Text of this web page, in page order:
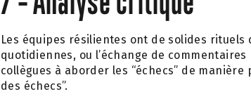
Les équipes résilientes ont de solides rituels
quotidiennes, ou l’échange de
collègues à aborder les “échecs” de
des échecs”.